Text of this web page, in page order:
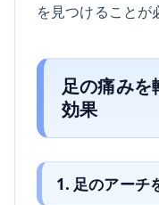
を見つけることが
足の痛み
効果
1. 足のアーチ